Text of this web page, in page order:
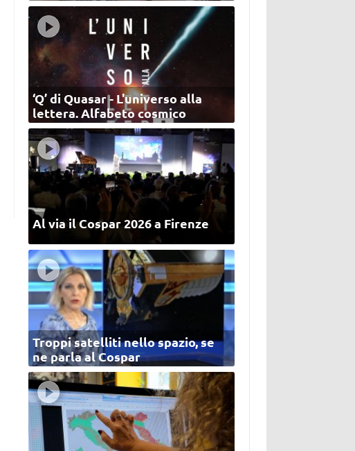
‘Q’ di Quasar - L'universo alla
lettera. Alfabeto cosmico
Al via il Cospar 2026 a Firenze
Troppi satelliti nello spazio, se
ne parla al Cospar